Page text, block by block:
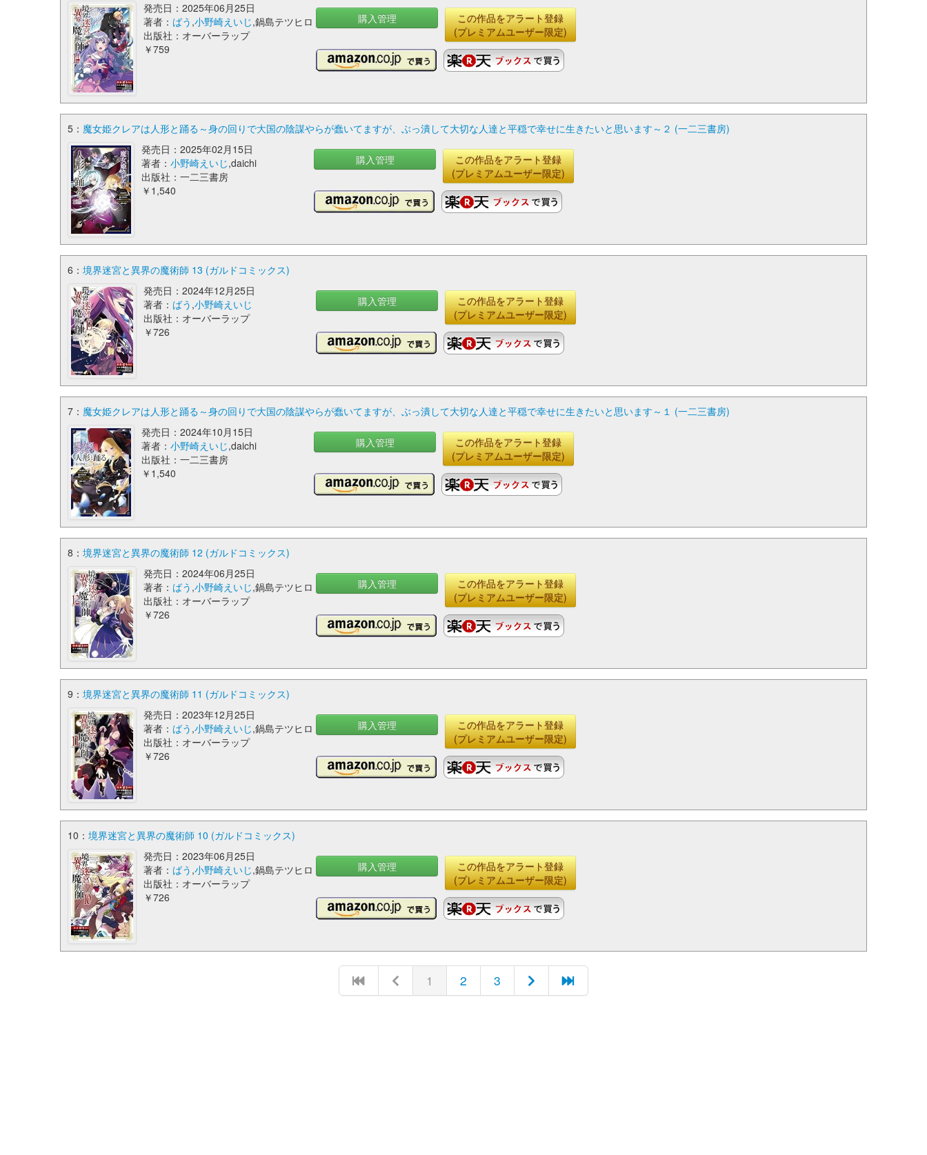
発売日：2025年06月25日
著者： ばう ,小野崎えいじ,鍋島テツヒロ
出版社：オーバーラップ
￥759
購入管理
この作品をアラート登録
(プレミアムユーザー限定)
5： 魔女姫クレアは人形と踊る～身の回りで大国の陰謀やらが蠢いてますが、ぶっ潰して大切な人達と平穏で幸せに生きたいと思います～２ (一二三書房)
発売日：2025年02月15日
著者：小野崎えいじ,daichi
出版社：一二三書房
￥1,540
購入管理
この作品をアラート登録
(プレミアムユーザー限定)
6： 境界迷宮と異界の魔術師 13 (ガルドコミックス)
発売日：2024年12月25日
著者： ばう ,小野崎えいじ
出版社：オーバーラップ
￥726
購入管理
この作品をアラート登録
(プレミアムユーザー限定)
7： 魔女姫クレアは人形と踊る～身の回りで大国の陰謀やらが蠢いてますが、ぶっ潰して大切な人達と平穏で幸せに生きたいと思います～１ (一二三書房)
発売日：2024年10月15日
著者：小野崎えいじ,daichi
出版社：一二三書房
￥1,540
購入管理
この作品をアラート登録
(プレミアムユーザー限定)
8： 境界迷宮と異界の魔術師 12 (ガルドコミックス)
発売日：2024年06月25日
著者： ばう ,小野崎えいじ,鍋島テツヒロ
出版社：オーバーラップ
￥726
購入管理
この作品をアラート登録
(プレミアムユーザー限定)
9： 境界迷宮と異界の魔術師 11 (ガルドコミックス)
発売日：2023年12月25日
著者： ばう ,小野崎えいじ,鍋島テツヒロ
出版社：オーバーラップ
￥726
購入管理
この作品をアラート登録
(プレミアムユーザー限定)
10： 境界迷宮と異界の魔術師 10 (ガルドコミックス)
発売日：2023年06月25日
著者： ばう ,小野崎えいじ,鍋島テツヒロ
出版社：オーバーラップ
￥726
購入管理
この作品をアラート登録
(プレミアムユーザー限定)
1 2 3